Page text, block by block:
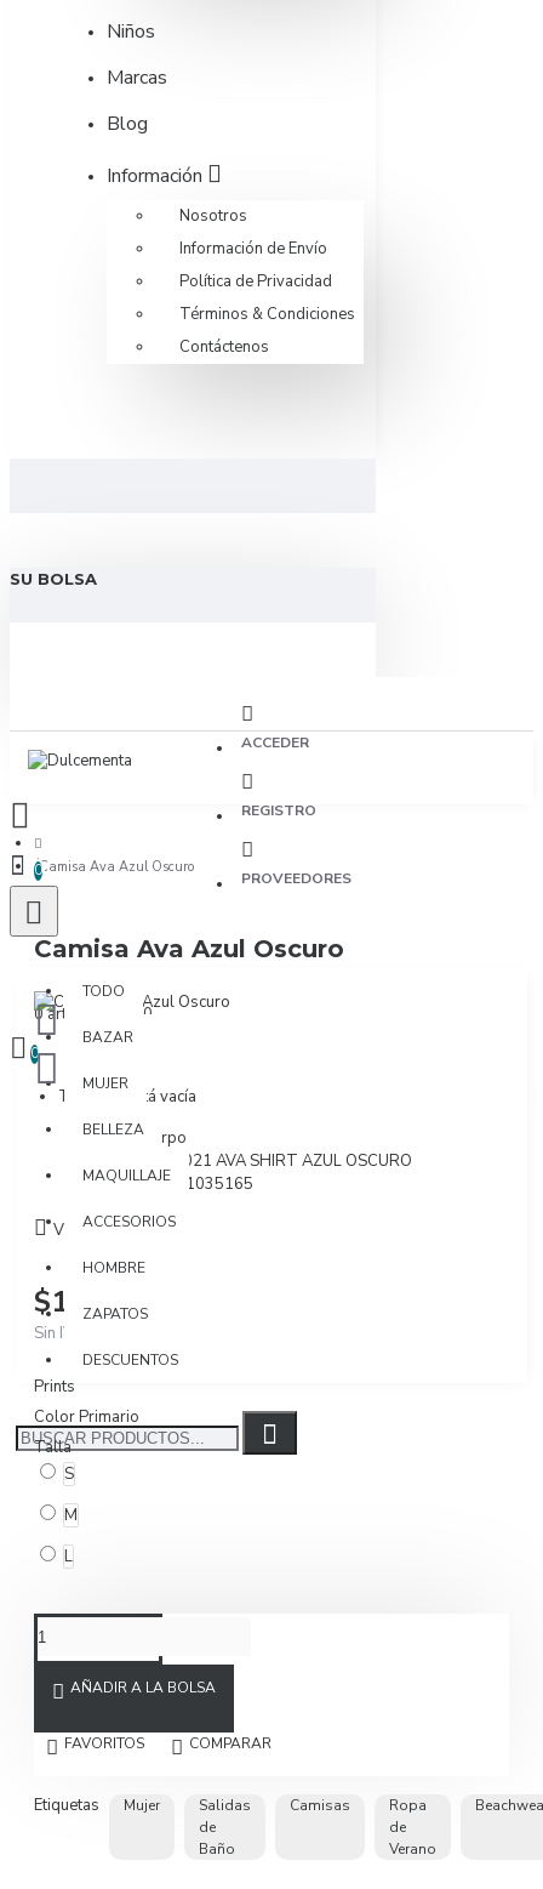
Niños
Marcas
Blog
Información
Nosotros
Información de Envío
Política de Privacidad
Términos & Condiciones
Contáctenos
SU BOLSA
ACCEDER
REGISTRO
PROVEEDORES
0
TODO
TODO
BAZAR
MUJER
BELLEZA
MAQUILLAJE
ACCESORIOS
HOMBRE
ZAPATOS
DESCUENTOS
0 artículo(s) - $0
0
Tu bolsa está vacía
Camisa Ava Azul Oscuro
Camisa Ava Azul Oscuro
Marca:Corpo
FH0021 AVA SHIRT AZUL OSCURO
SKU: 7701441035165
Visto: 2013
$195.000
Sin IVA $163.866
Prints
Color Primario
Talla
S
M
L
AÑADIR A LA BOLSA
FAVORITOS COMPARAR
Etiquetas Mujer
Salidas
de
Baño
Camisas
Ropa
de
Verano